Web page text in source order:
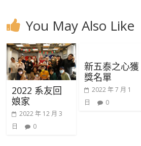
You May Also Like
2022 系友回
娘家
2022 年 12 月 3
日
0
新五泰之心獲
獎名單
2022 年 7 月 1
日
0